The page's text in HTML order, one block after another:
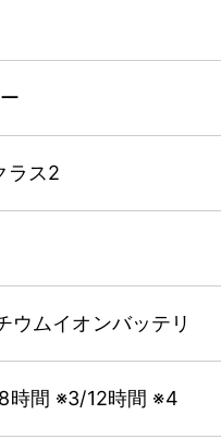
ラス2
ウムイオンバッテリ
時間 ※3/12時間 ※4